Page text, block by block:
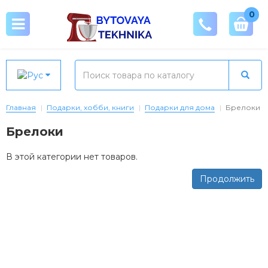
0
Главная Подарки, хобби, книги Подарки для дома Брелоки
Брелоки
В этой категории нет товаров.
Продолжить